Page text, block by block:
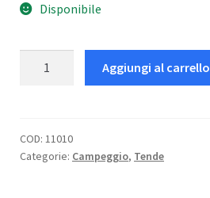
Disponibile
Aggiungi al carrello
COD: 11010
Categorie: Campeggio, Tende